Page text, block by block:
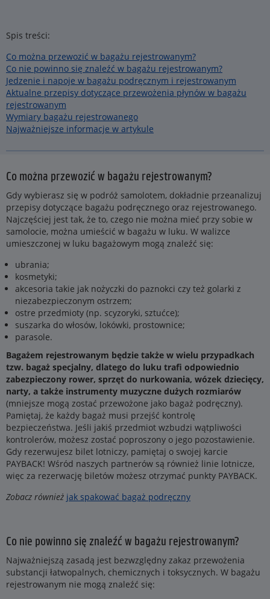
Spis treści:
Co można przewozić w bagażu rejestrowanym?
Co nie powinno się znaleźć w bagażu rejestrowanym?
Jedzenie i napoje w bagażu podręcznym i rejestrowanym
Aktualne przepisy dotyczące przewożenia płynów w bagażu
rejestrowanym
Wymiary bagażu rejestrowanego
Najważniejsze informacje w artykule
Co można przewozić w bagażu rejestrowanym?
Gdy wybierasz się w podróż samolotem, dokładnie przeanalizuj
przepisy dotyczące bagażu podręcznego oraz rejestrowanego.
Najczęściej jest tak, że to, czego nie można mieć przy sobie w
samolocie, można umieścić w bagażu w luku. W walizce
umieszczonej w luku bagażowym mogą znaleźć się:
ubrania;
kosmetyki;
akcesoria takie jak nożyczki do paznokci czy też golarki z
niezabezpieczonym ostrzem;
ostre przedmioty (np. scyzoryki, sztućce);
suszarka do włosów, lokówki, prostownice;
parasole.
Bagażem rejestrowanym będzie także w wielu przypadkach
tzw. bagaż specjalny, dlatego do luku trafi odpowiednio
zabezpieczony rower, sprzęt do nurkowania, wózek dziecięcy,
narty, a także instrumenty muzyczne dużych rozmiarów
(mniejsze mogą zostać przewożone jako bagaż podręczny).
Pamiętaj, że każdy bagaż musi przejść kontrolę
bezpieczeństwa. Jeśli jakiś przedmiot wzbudzi wątpliwości
kontrolerów, możesz zostać poproszony o jego pozostawienie.
Gdy rezerwujesz bilet lotniczy, pamiętaj o swojej karcie
PAYBACK! Wśród naszych partnerów są również linie lotnicze,
więc za rezerwację biletów możesz otrzymać punkty PAYBACK.
Zobacz również jak spakować bagaż podręczny
Co nie powinno się znaleźć w bagażu rejestrowanym?
Najważniejszą zasadą jest bezwzględny zakaz przewożenia
substancji łatwopalnych, chemicznych i toksycznych. W bagażu
rejestrowanym nie mogą znaleźć się: